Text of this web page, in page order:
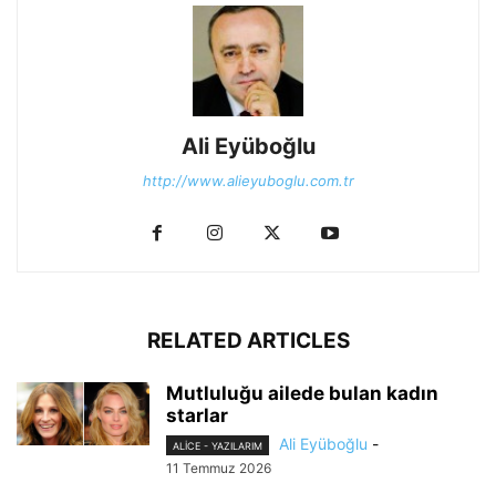
Ali Eyüboğlu
http://www.alieyuboglu.com.tr
RELATED ARTICLES
Mutluluğu ailede bulan kadın
starlar
ALİCE - YAZILARIM Ali Eyüboğlu -
11 Temmuz 2026